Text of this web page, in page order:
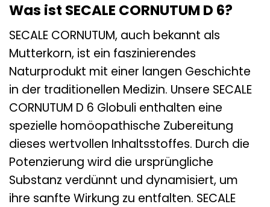
Was ist SECALE CORNUTUM D 6?
SECALE CORNUTUM, auch bekannt als
Mutterkorn, ist ein faszinierendes
Naturprodukt mit einer langen Geschichte
in der traditionellen Medizin. Unsere SECALE
CORNUTUM D 6 Globuli enthalten eine
spezielle homöopathische Zubereitung
dieses wertvollen Inhaltsstoffes. Durch die
Potenzierung wird die ursprüngliche
Substanz verdünnt und dynamisiert, um
ihre sanfte Wirkung zu entfalten. SECALE